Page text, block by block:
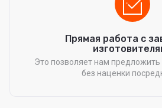
Прямая работа с
Это позволяет нам
без наценки